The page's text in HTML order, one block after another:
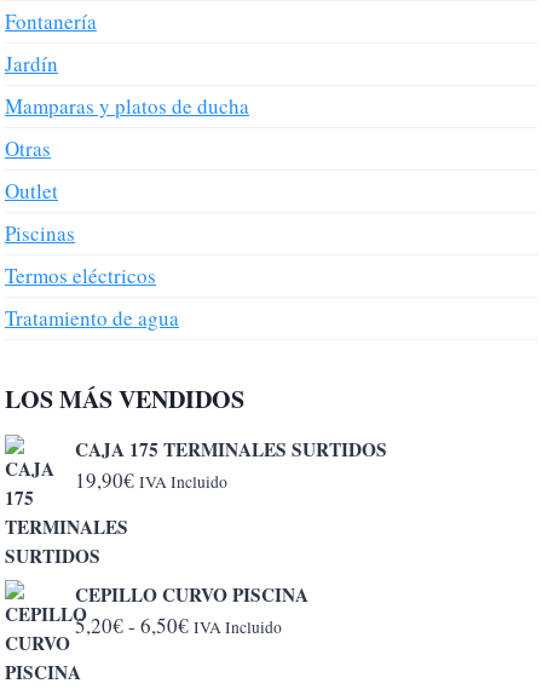
Fontanería
Jardín
Mamparas y platos de ducha
Otras
Outlet
Piscinas
Termos eléctricos
Tratamiento de agua
LOS MÁS VENDIDOS
CAJA 175 TERMINALES SURTIDOS
19,90€ IVA Incluido
CEPILLO CURVO PISCINA
5,20€- 6,50€Rango
IVA Incluido